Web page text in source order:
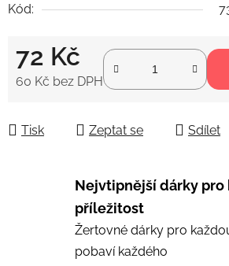
Kód:
72 Kč
60 Kč bez DPH
Tisk Zeptat se Sdílet
Nejvtipnější dárky pro
příležitost
Žertovné dárky pro
pobaví každého